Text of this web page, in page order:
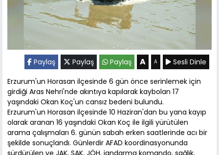
Paylaş Paylaş Paylaş A A
Sesli Dinle
Erzurum'un Horasan ilçesinde 6 gün önce serinlemek için
girdiği Aras Nehri'nde akıntıya kapılarak kaybolan 17
yaşındaki Okan Koç'un cansız bedeni bulundu.
Erzurum'un Horasan ilçesinde 10 Haziran'dan bu yana kayıp
olarak aranan 16 yaşındaki Okan Koç ile ilgili yürütülen
arama çalışmaları 6. günün sabah erken saatlerinde acı bir
şekilde sonuçlandı. Günlerdir AFAD koordinasyonunda
sürdürülen ve JAK, SAK, JÖH, jandarma komando, sağlık,